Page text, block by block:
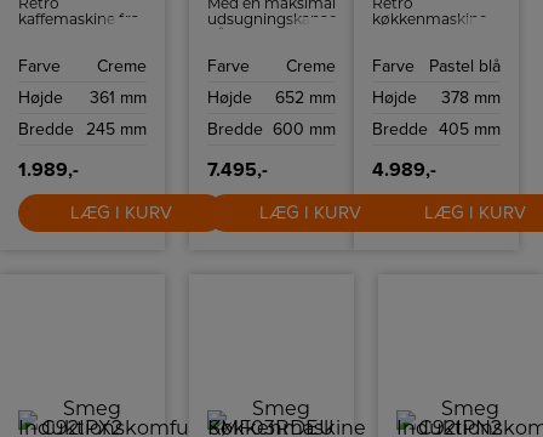
Retro
kaffemaskine fra
til 10 kopper
Farve
Creme
Højde
361 mm
Bredde
245 mm
1.989,-
LÆG I KURV
Med en maksimal
udsugningskapacitet
KSED65PE
af damp, lugt og
madlavningen.
er ideel til både
store og små
køkkener, hvor
god ventilation er
afgørende for et
Farve
Creme
Højde
652 mm
Bredde 600 mm
7.495,-
LÆG I KURV
Retro
køkkenmaskine
og
Farve
Pastel blå
Højde
378 mm
Bredde 405 mm
4.989,-
LÆG I KURV